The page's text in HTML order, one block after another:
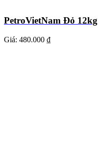
PetroVietNam Đỏ 12kg
Giá: 480.000 ₫